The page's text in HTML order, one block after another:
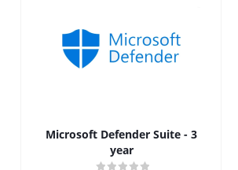
Microsoft Defender Suite - 3
year